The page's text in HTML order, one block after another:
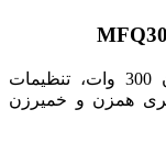
با توان 300 وات، تنظیمات
سری همزن و خمیرزن